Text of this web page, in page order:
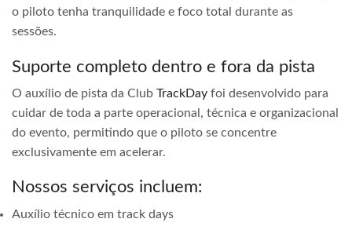
o piloto tenha tranquilidade e foco total durante as
sessões.
Suporte completo dentro e fora da pista
O auxílio de pista da Club TrackDay foi desenvolvido para
cuidar de toda a parte operacional, técnica e organizacional
do evento, permitindo que o piloto se concentre
exclusivamente em acelerar.
Nossos serviços incluem:
Auxílio técnico em track days